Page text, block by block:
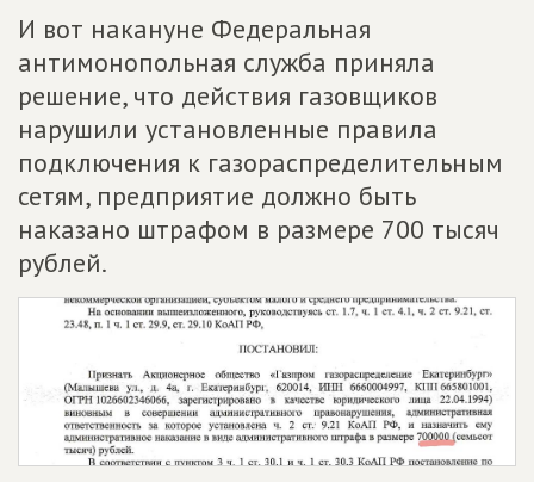
И вот накануне Федеральная
антимонопольная служба приняла
решение, что действия газовщиков
нарушили установленные правила
подключения к газораспределительным
сетям, предприятие должно быть
наказано штрафом в размере 700 тысяч
рублей.